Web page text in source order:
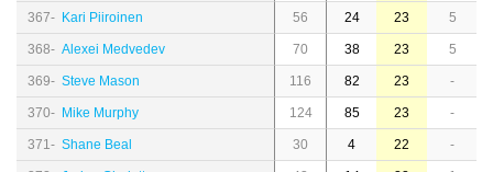
367- Kari Piiroinen 56 24 23 5
368- Alexei Medvedev 70 38 23 5
369- Steve Mason 116 82 23 -
370- Mike Murphy 124 85 23 -
371- Shane Beal 30 4 22 -